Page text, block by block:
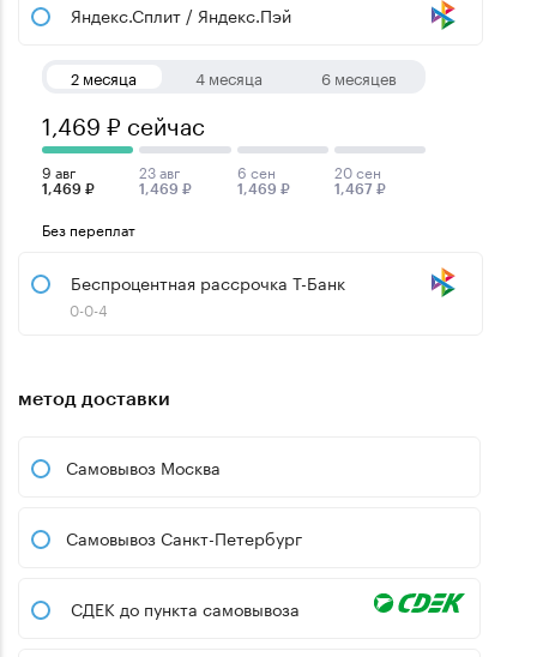
Яндекс.Сплит / Яндекс.Пэй
2 месяца 4 месяца 6 месяцев
1,469 ₽ сейчас
9 авг
1,469 ₽
23 авг
1,469 ₽
6 сен
1,469 ₽
20 сен
1,467 ₽
Без переплат
Беспроцентная рассрочка Т-Банк
0-0-4
метод доставки
Самовывоз Москва
Самовывоз Санкт-Петербург
СДЕК до пункта самовывоза